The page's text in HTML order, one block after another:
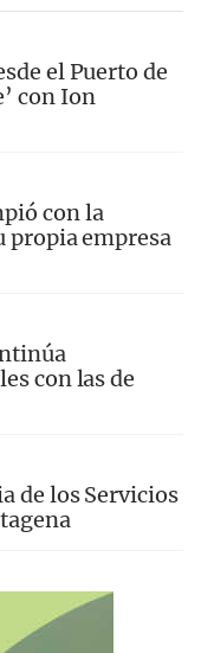
el Puerto de
con Ion
con la
propia empresa
con las de
de los Servicios